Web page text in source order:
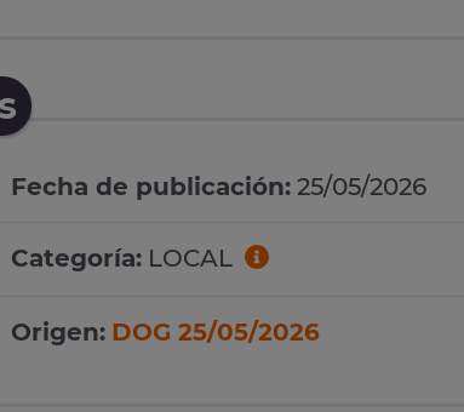
Fecha de publicación: 25/05/2026
Categoría: LOCAL
Origen: DOG 25/05/2026